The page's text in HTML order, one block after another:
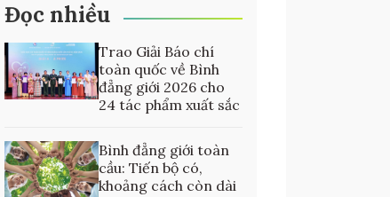
Đọc nhiều
Trao Giải Báo chí
toàn quốc về Bình
đẳng giới 2026 cho
24 tác phẩm xuất sắc
Bình đẳng giới toàn
cầu: Tiến bộ có,
khoảng cách còn dài